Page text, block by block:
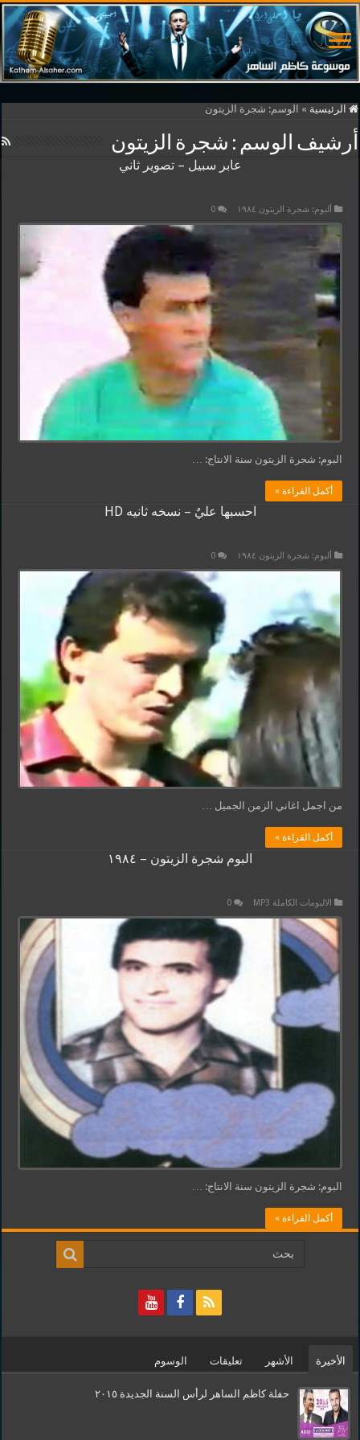
الرئيسية » الوسم: شجرة الزيتون
أرشيف الوسم : شجرة الزيتون
عابر سبيل – تصوير ثاني
ألبوم: شجرة الزيتون ١٩٨٤ 0
البوم: شجرة الزيتون سنة الانتاج: …
أكمل القراءة »
احسبها عليٌ – نسخه ثانيه HD
ألبوم: شجرة الزيتون ١٩٨٤ 0
من اجمل اغاني الزمن الجميل …
أكمل القراءة »
البوم شجرة الزيتون – ١٩٨٤
الالبومات الكاملة MP3 0
البوم: شجرة الزيتون سنة الانتاج: …
أكمل القراءة »
الأخيرة الأشهر تعليقات الوسوم
حفلة كاظم الساهر لرأس السنة الجديدة ٢٠١٥